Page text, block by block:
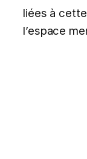
liées à
l’espace